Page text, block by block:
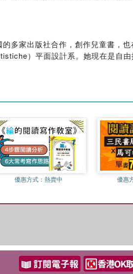
多家出版社合作，創作兒童書，
）平面設計系。她現在是自
優惠方式： 熱賣中 優惠